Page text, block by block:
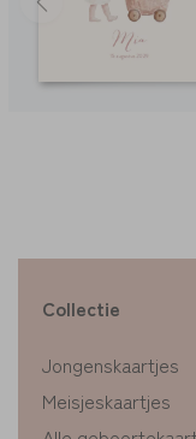
Collectie
Jongenskaartjes
Meisjeskaartjes